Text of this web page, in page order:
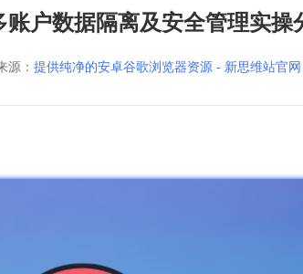
账户数据隔离及安全管理实操
源： 提供纯净的安卓谷歌浏览器资源 - 新思维站官网